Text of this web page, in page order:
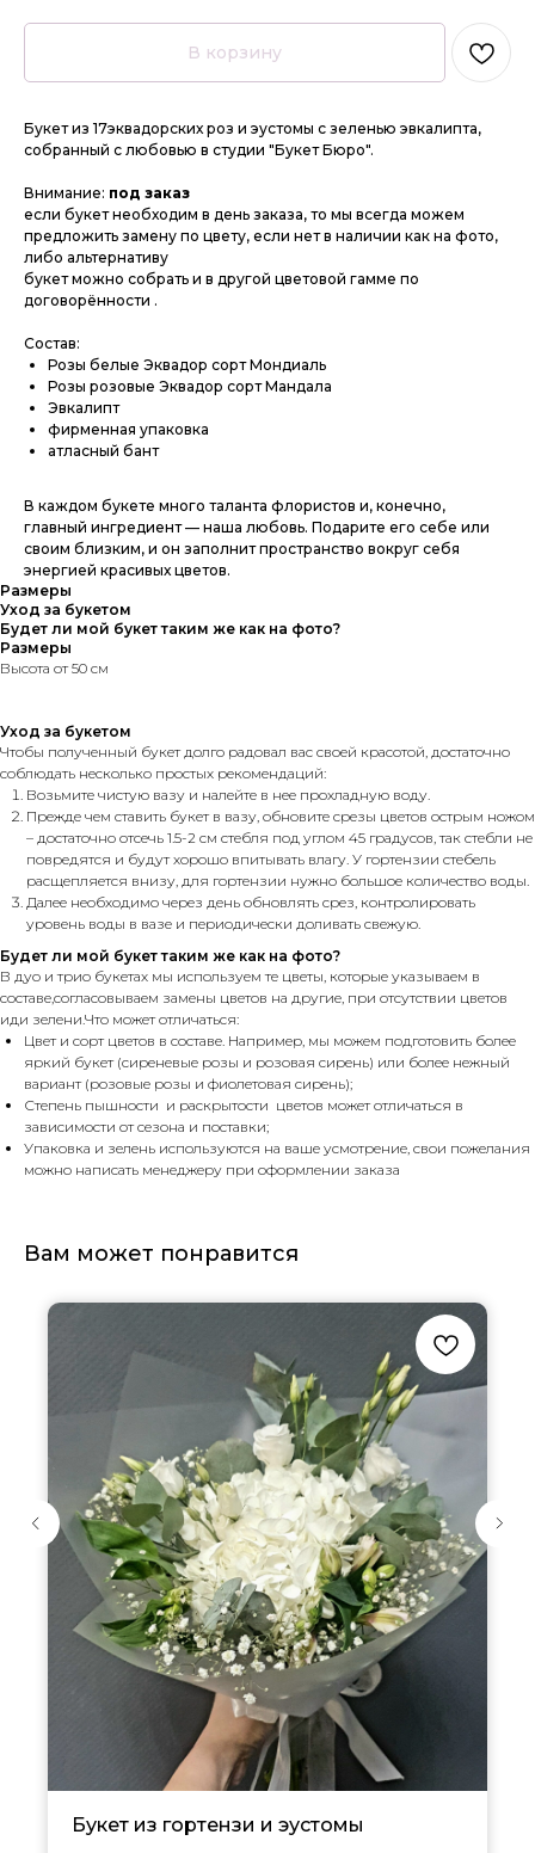
В корзину
Букет из 17эквадорских роз и эустомы с зеленью эвкалипта,
собранный с любовью в студии "Букет Бюро".
Внимание: под заказ
если букет необходим в день заказа, то мы всегда можем
предложить замену по цвету, если нет в наличии как на фото,
либо альтернативу
букет можно собрать и в другой цветовой гамме по
договорённости .
Состав:
Розы белые Эквадор сорт Мондиаль
Розы розовые Эквадор сорт Мандала
Эвкалипт
фирменная упаковка
атласный бант
В каждом букете много таланта флористов и, конечно,
главный ингредиент — наша любовь. Подарите его себе или
своим близким, и он заполнит пространство вокруг себя
энергией красивых цветов.
Размеры
Уход за букетом
Будет ли мой букет таким же как на фото?
Размеры
Высота от 50 см
Уход за букетом
Чтобы полученный букет долго радовал вас своей красотой, достаточно
соблюдать несколько простых рекомендаций:
Возьмите чистую вазу и налейте в нее прохладную воду.
Прежде чем ставить букет в вазу, обновите срезы цветов острым ножом
– достаточно отсечь 1.5-2 см стебля под углом 45 градусов, так стебли не
повредятся и будут хорошо впитывать влагу. У гортензии стебель
расщепляется внизу, для гортензии нужно большое количество воды.
Далее необходимо через день обновлять срез, контролировать
уровень воды в вазе и периодически доливать свежую.
Будет ли мой букет таким же как на фото?
В дуо и трио букетах мы используем те цветы, которые указываем в
составе,согласовываем замены цветов на другие, при отсутствии цветов
иди зелени.Что может отличаться:
Цвет и сорт цветов в составе. Например, мы можем подготовить более
яркий букет (сиреневые розы и розовая сирень) или более нежный
вариант (розовые розы и фиолетовая сирень);
Степень пышности и раскрытости цветов может отличаться в
зависимости от сезона и поставки;
Упаковка и зелень используются на ваше усмотрение, свои пожелания
можно написать менеджеру при оформлении заказа
Вам может понравится
Букет из гортензи и эустомы